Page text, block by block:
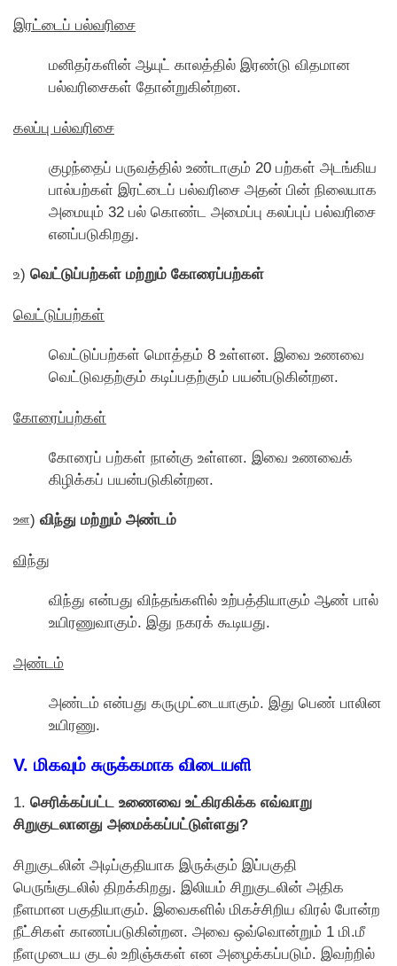
இரட்டைப் பல்வரிசை
மனிதர்களின் ஆயுட் காலத்தில் இரண்டு விதமான
பல்வரிசைகள் தாேன்றுகின்றன.
கலப்பு பல்வரிசை
குழந்தைப் பருவத்தில் உண்டாகும் 20 பற்கள் அடங்கிய
பால்பற்கள் இரட்டைப் பல்வரிசை அதன் பின் நிலையாக
அமையும் 32 பல் காெண்ட அமைப்பு கலப்புப் பல்வரிசை
எனப்படுகிறது.
உ) வெட்டுப்பற்கள் மற்றும் காேரைப்பற்கள்
வெட்டுப்பற்கள்
வெட்டுப்பற்கள் மாெத்தம் 8 உள்ளன. இவை உணவை
வெட்டுவதற்கும் கடிப்பதற்கும் பயன்படுகின்றன.
காேரைப்பற்கள்
காேரைப் பற்கள் நான்கு உள்ளன. இவை உணவைக்
கிழிக்கப் பயன்படுகின்றன.
ஊ) விந்து மற்றும் அண்டம்
விந்து
விந்து என்பது விந்தங்களில் உற்பத்தியாகும் ஆண் பால்
உயிரணுவாகும். இது நகரக் கூடியது.
அண்டம்
அண்டம் என்பது கருமுட்டையாகும். இது பெண் பாலின
உயிரணு.
V. மிகவும் சுருக்கமாக விடையளி
1. செரிக்கப்பட்ட உணைவை உட்கிரகிக்க எவ்வாறு
சிறுகுடலானது அமைக்கப்பட்டுள்ளது?
சிறுகுடலின் அடிப்குதியாக இருக்கும் இப்பகுதி
பெருங்குடலில் திறக்கிறது. இலியம் சிறுகுடலின் அதிக
நீளமான பகுதியாகும். இவைகளில் மிகச்சிறிய விரல் போன்ற
நீட்சிகள் காணப்படுகின்றன. அவை ஒவ்வொன்றும் 1 மி.மீ
நீளமுடைய குடல் உறிஞ்சுகள் என அழைக்கப்படும். இவற்றில்